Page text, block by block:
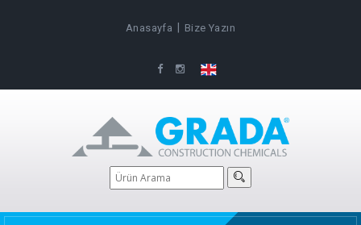
Anasayfa Bize Yazın